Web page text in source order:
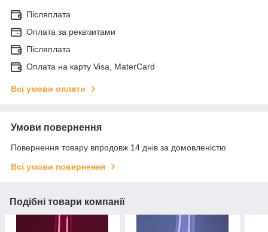
Післяплата
Оплата за реквізитами
Післяплата
Оплата на карту Visa, MaterCard
Всі умови оплати
Умови повернення
Повернення товару впродовж 14 днів за домовленістю
Всі умови повернення
Подібні товари компанії